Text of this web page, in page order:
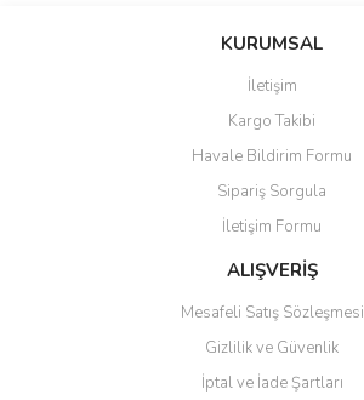
KURUMSAL
İletişim
Kargo Takibi
Havale Bildirim Formu
Sipariş Sorgula
İletişim Formu
ALIŞVERİŞ
Mesafeli Satış Sözleşmesi
Gizlilik ve Güvenlik
İptal ve İade Şartları